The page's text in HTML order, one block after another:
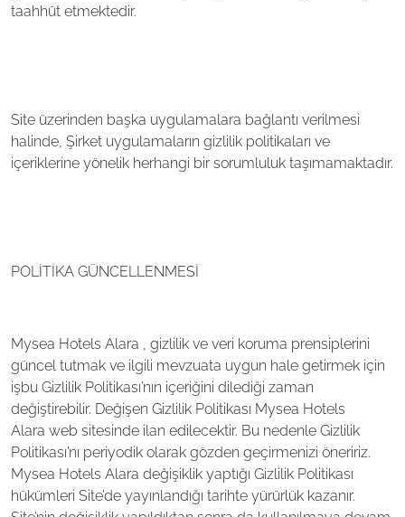
taahhüt etmektedir.
Site üzerinden başka uygulamalara bağlantı verilmesi
halinde, Şirket uygulamaların gizlilik politikaları ve
içeriklerine yönelik herhangi bir sorumluluk taşımamaktadır.
POLİTİKA GÜNCELLENMESİ
Mysea Hotels Alara , gizlilik ve veri koruma prensiplerini
güncel tutmak ve ilgili mevzuata uygun hale getirmek için
işbu Gizlilik Politikası’nın içeriğini dilediği zaman
değiştirebilir. Değişen Gizlilik Politikası Mysea Hotels
Alara web sitesinde ilan edilecektir. Bu nedenle Gizlilik
Politikası’nı periyodik olarak gözden geçirmenizi öneririz.
Mysea Hotels Alara değişiklik yaptığı Gizlilik Politikası
hükümleri Site’de yayınlandığı tarihte yürürlük kazanır.